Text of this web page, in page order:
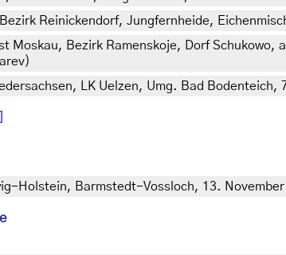
Reinickendorf, Jungfernheide,
Moskau, Bezirk Ramenskoje, Dorf Schukowo,
LK Uelzen, Umg. Bad
Holstein, Barmstedt-Vossloch, 13.